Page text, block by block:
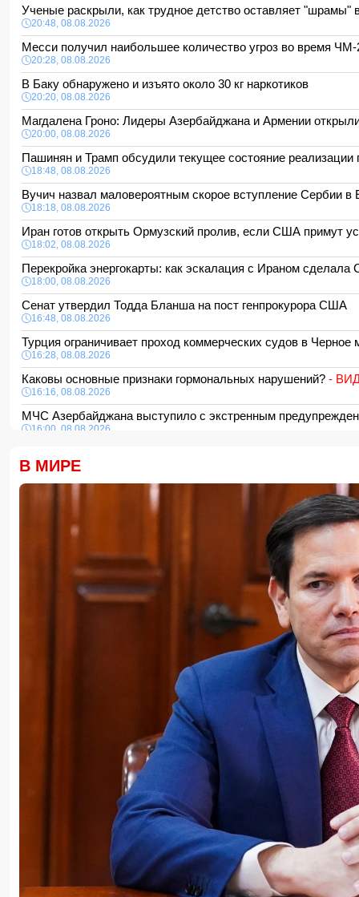
Ученые раскрыли, как трудное детство оставляет "шрамы"
20:48, 08.08.2026
Месси получил наибольшее количество угроз во время
20:28, 08.08.2026
В Баку обнаружено и изъято около 30 кг наркотиков
20:20, 08.08.2026
Магдалена Гроно: Лидеры Азербайджана и Армении
20:00, 08.08.2026
Пашинян и Трамп обсудили текущее состояние
18:48, 08.08.2026
Вучич назвал маловероятным скорое вступление Сербии
18:18, 08.08.2026
Иран готов открыть Ормузский пролив, если США примут
18:02, 08.08.2026
Перекройка энергокарты: как эскалация с Ираном
18:00, 08.08.2026
Сенат утвердил Тодда Бланша на пост генпрокурора США
16:48, 08.08.2026
Турция ограничивает проход коммерческих судов в
16:28, 08.08.2026
Каковы основные признаки гормональных нарушений? -
16:16, 08.08.2026
МЧС Азербайджана выступило с экстренным
16:00, 08.08.2026
15:48, 08.08.2026
Умер отец Лионеля Месси
15:28, 08.08.2026
Хикмет Гаджиев: Ильхам Алиев одержал победу и в войне,
15:08, 08.08.2026
Пентагон рассекретил информацию о падении НЛО с
15:00, 08.08.2026
Белый, черный или яркий: психолог объяснила, как цвет
Зеленский встретился с Вучичем
В Азербайджане ожидается жара до 41 градуса —
В Агдашском районе расследуется конфликт, связанный
Найдено тело утонувшего в море 16-летнего юноши
ФИФА выступила с заявлением на фоне скандальных
ВС РФ взяли под контроль Ивановку в Харьковской
14:04, 08.08.2026
Прогноз погоды в Азербайджане на 9 августа
14:00, 08.08.2026
В МИРЕ